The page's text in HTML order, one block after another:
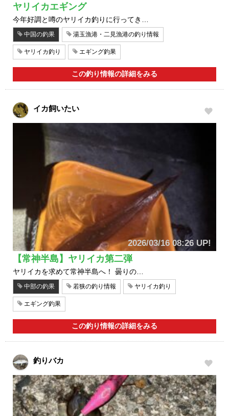
ヤリイカエギング
今年好調と噂のヤリイカ釣りに行ってき…
中国の釣果 湯玉漁港・二見漁港の釣り情報
ヤリイカ釣り エギング釣果
この釣り情報の詳細をみる
イカ飼いたい
2026/03/16 08:26 UP!
【常神半島】ヤリイカ第二弾
ヤリイカを求めて常神半島へ！ 曇りの…
中部の釣果 若狭の釣り情報 ヤリイカ釣り
エギング釣果
この釣り情報の詳細をみる
釣りバカ